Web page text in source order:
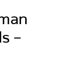
–